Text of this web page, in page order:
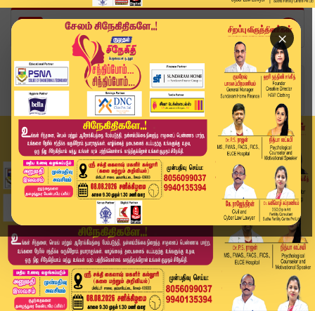
×
Home
வீடியோ ஸ்டோரி
ஜெகன் மூர்த்தியின் மனைவியை நேரில் சந்தித்த பொற்...